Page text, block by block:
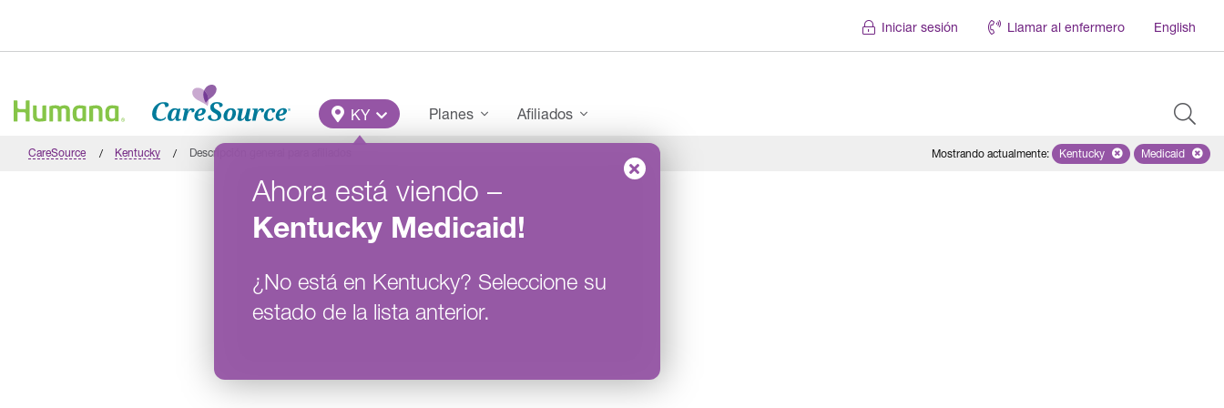
Iniciar sesión Llamar al enfermero English
Main Menu
KY
Ahora está viendo –
KentuckyMedicaid!
¿No está en Kentucky? Seleccione su
estado de la lista anterior.
Planes Afiliados
CareSource Kentucky Descripción general para afiliados Mostrando actualmente: Remove selected state
Kentucky Remove
Medicaid